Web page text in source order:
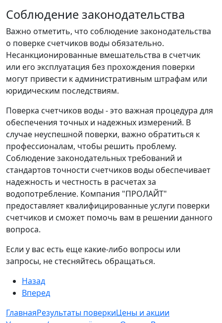
Соблюдение законодательства
Важно отметить, что соблюдение законодательства
о поверке счетчиков воды обязательно.
Несанкционированные вмешательства в счетчик
или его эксплуатация без прохождения поверки
могут привести к административным штрафам или
юридическим последствиям.
Поверка счетчиков воды - это важная процедура для
обеспечения точных и надежных измерений. В
случае неуспешной поверки, важно обратиться к
профессионалам, чтобы решить проблему.
Соблюдение законодательных требований и
стандартов точности счетчиков воды обеспечивает
надежность и честность в расчетах за
водопотребление. Компания "ПРОЛАЙТ"
предоставляет квалифицированные услуги поверки
счетчиков и сможет помочь вам в решении данного
вопроса.
Если у вас есть еще какие-либо вопросы или
запросы, не стесняйтесь обращаться.
Назад
Вперед
ГлавнаяРезультаты поверкиЦены и акции